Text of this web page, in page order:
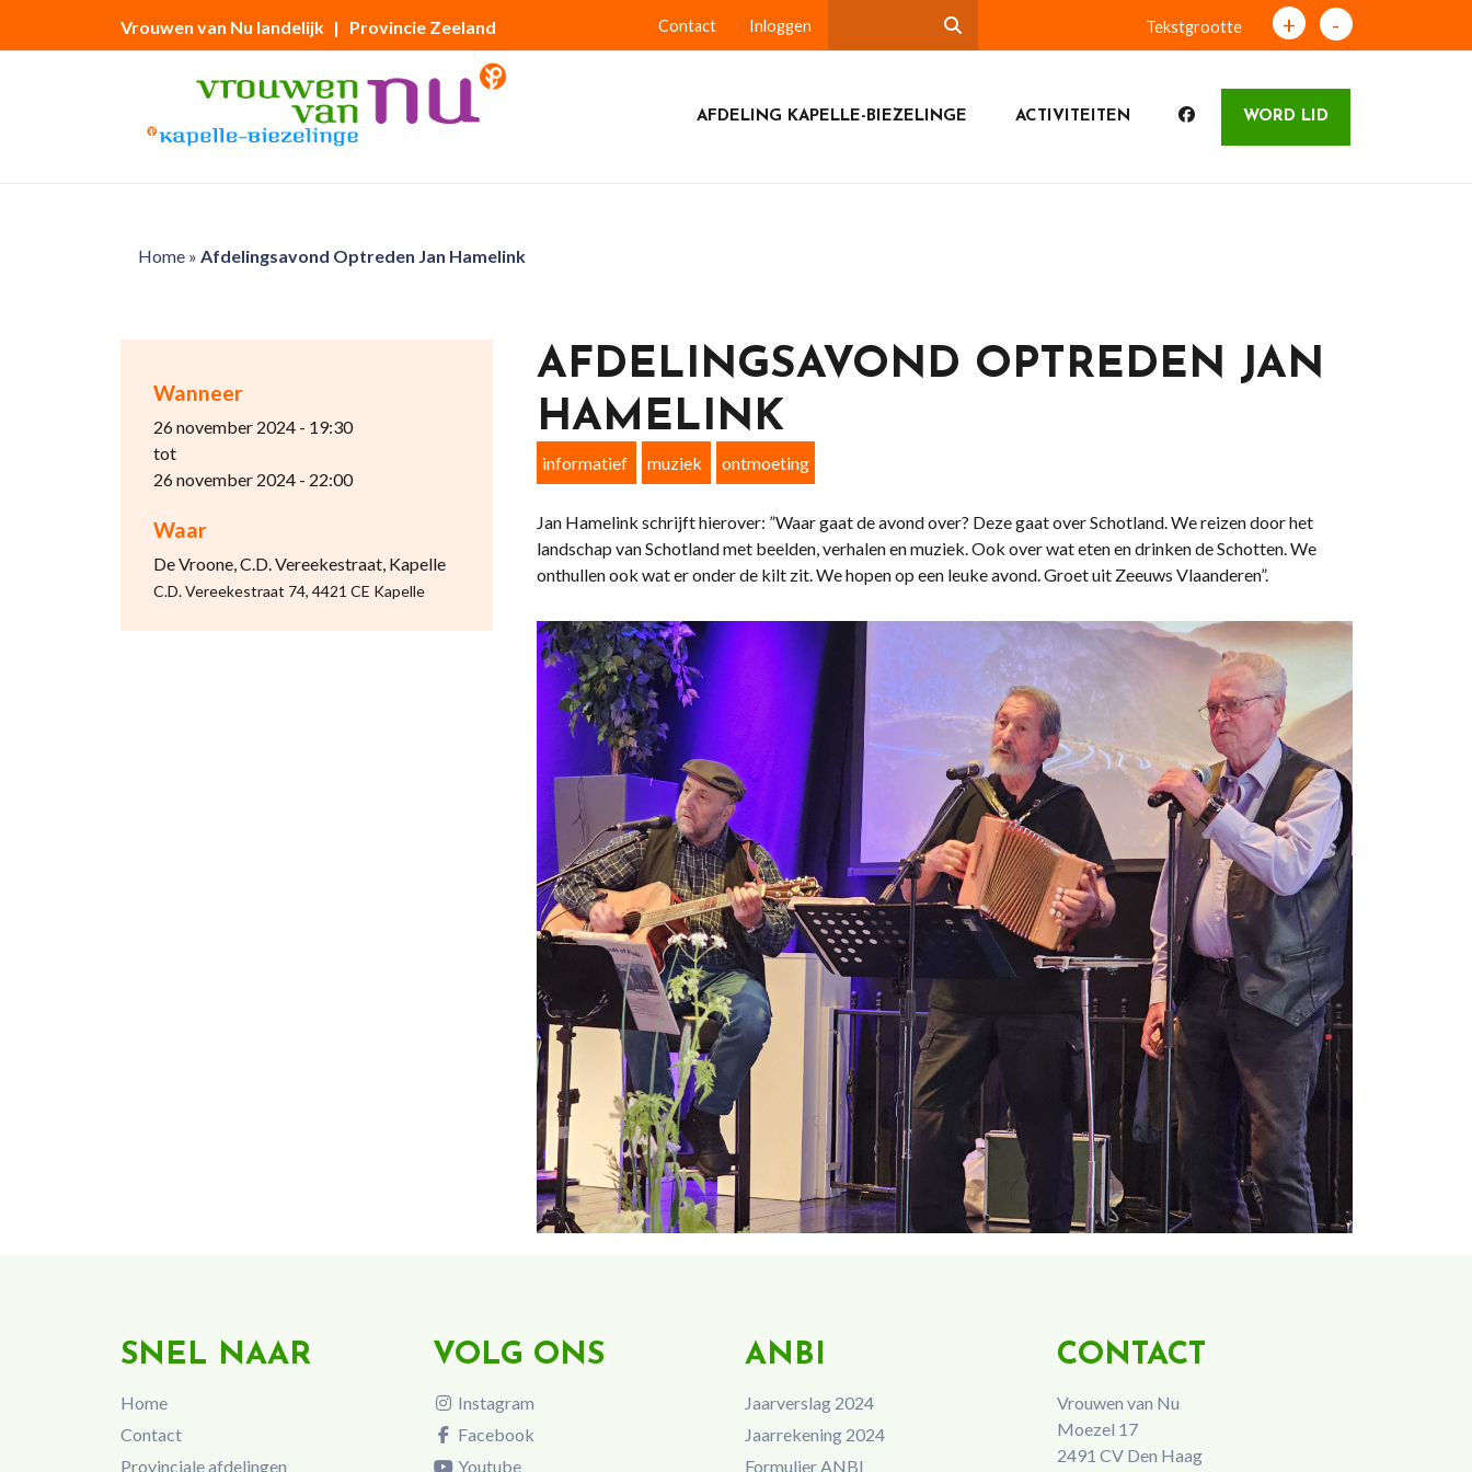
Vrouwen van Nu landelijk | Provincie Zeeland Contact Inloggen Tekstgrootte + -
AFDELING KAPELLE-BIEZELINGE ACTIVITEITEN WORD LID
Home» Afdelingsavond Optreden Jan Hamelink
Wanneer
26 november 2024 - 19:30
tot
26 november 2024 - 22:00
Waar
De Vroone, C.D. Vereekestraat, Kapelle
C.D. Vereekestraat 74, 4421 CE Kapelle
AFDELINGSAVOND OPTREDEN JAN
HAMELINK
informatief muziek ontmoeting
Jan Hamelink schrijft hierover: ”Waar gaat de avond over? Deze gaat over Schotland. We reizen door het
landschap van Schotland met beelden, verhalen en muziek. Ook over wat eten en drinken de Schotten. We
onthullen ook wat er onder de kilt zit. We hopen op een leuke avond. Groet uit Zeeuws Vlaanderen”.
SNEL NAAR
Home
Contact
Provinciale afdelingen
VOLG ONS
Instagram
Facebook
Youtube
ANBI
Jaarverslag 2024
Jaarrekening 2024
Formulier ANBI
CONTACT
Vrouwen van Nu
Moezel 17
2491 CV Den Haag